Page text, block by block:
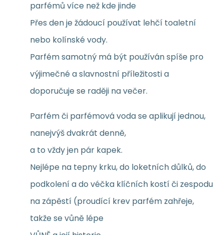
parfémů více než kde jinde
Přes den je žádoucí používat lehčí toaletní
nebo kolínské vody.
Parfém samotný má být používán spíše pro
výjimečné a slavnostní příležitosti a
doporučuje se raději na večer.
Parfém či parfémová voda se aplikují jednou,
nanejvýš dvakrát denně,
a to vždy jen pár kapek.
Nejlépe na tepny krku, do loketních důlků, do
podkolení a do véčka klíčních kostí či zespodu
na zápěstí (proudící krev parfém zahřeje,
takže se vůně lépe